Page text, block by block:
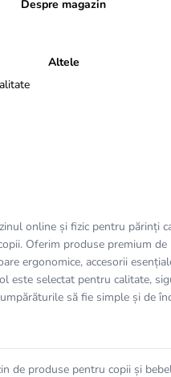
Despre magazin
Altele
online și fizic pentru părinți
Oferim produse premium
ergonomice, accesorii
este selectat pentru calitate,
să fie simple și de
de produse pentru copii și